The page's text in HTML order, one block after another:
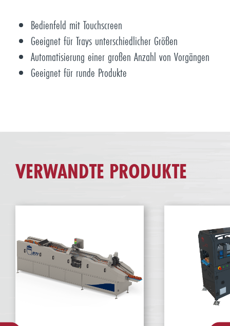
Bedienfeld mit Touchscreen
Geeignet für Trays unterschiedlicher Größen
Automatisierung einer großen Anzahl von Vorgängen
Geeignet für runde Produkte
VERWANDTE PRODUKTE